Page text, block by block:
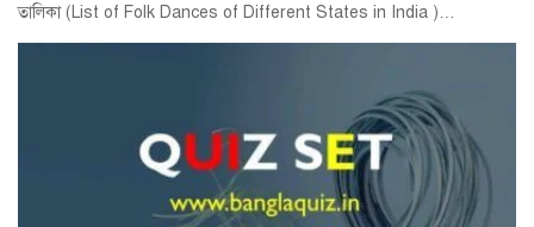
তালিকা (List of Folk Dances of Different States in India )…